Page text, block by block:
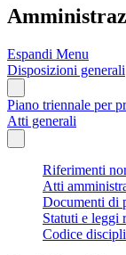
Espandi Menu
Disposizioni generali
Piano triennale per
Atti generali
Riferimenti
Atti
Documenti di
Statuti e leggi
Codice